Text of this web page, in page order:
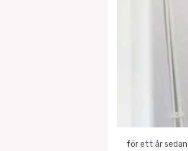
för ett år sedan